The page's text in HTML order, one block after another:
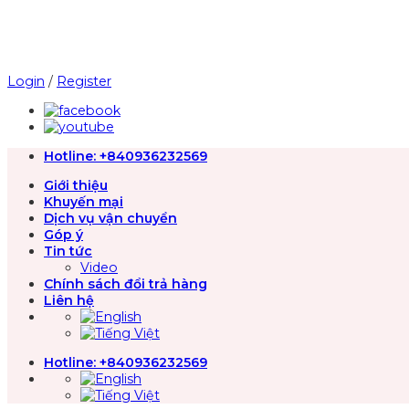
Login / Register
Hotline: +840936232569
Giới thiệu
Khuyến mại
Dịch vụ vận chuyển
Góp ý
Tin tức
Video
Chính sách đổi trả hàng
Liên hệ
Hotline: +840936232569